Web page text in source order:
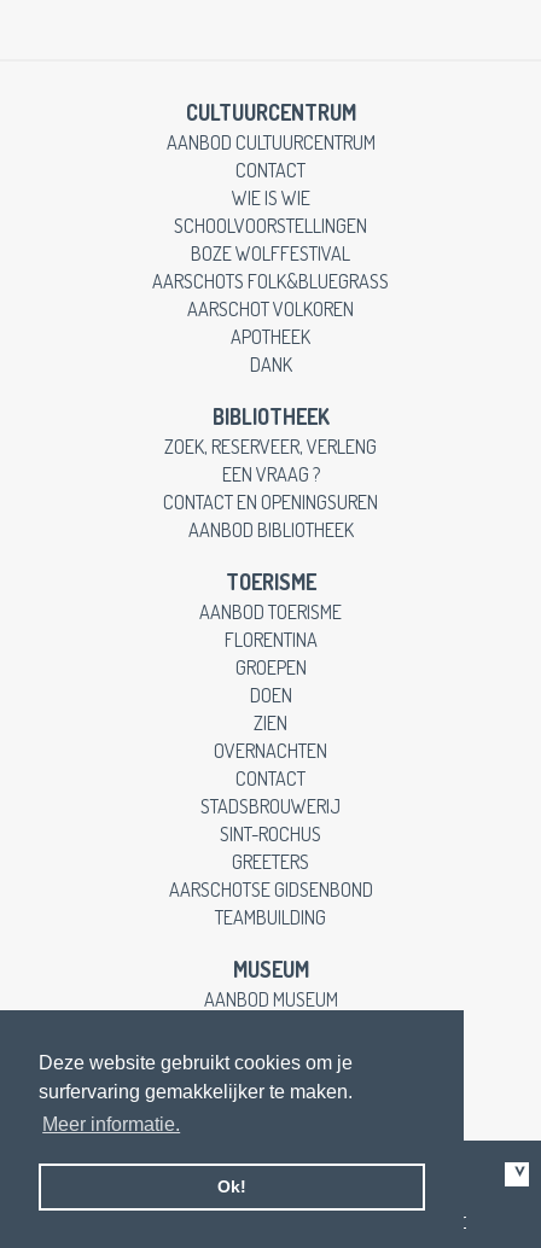
Deze website gebruikt cookies om je
surfervaring gemakkelijker te maken.
Meer informatie.
Ok!
CULTUURCENTRUM
AANBOD CULTUURCENTRUM
CONTACT
WIE IS WIE
SCHOOLVOORSTELLINGEN
BOZE WOLFFESTIVAL
AARSCHOTS FOLK&BLUEGRASS
AARSCHOT VOLKOREN
APOTHEEK
DANK
BIBLIOTHEEK
ZOEK, RESERVEER, VERLENG
EEN VRAAG ?
CONTACT EN OPENINGSUREN
AANBOD BIBLIOTHEEK
TOERISME
AANBOD TOERISME
FLORENTINA
GROEPEN
DOEN
ZIEN
OVERNACHTEN
CONTACT
STADSBROUWERIJ
SINT-ROCHUS
GREETERS
AARSCHOTSE GIDSENBOND
TEAMBUILDING
MUSEUM
AANBOD MUSEUM
CONTACT
Like us on facebook
contacteer onsop de Gasthuissite |privacy en disclaimer